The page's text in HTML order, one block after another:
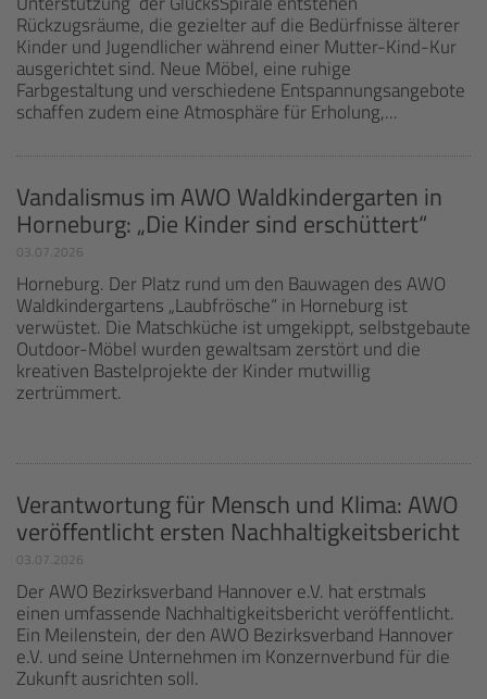
Rückzugsräume, die gezielter auf die Bedürfnisse älterer
Kinder und Jugendlicher während einer Mutter-Kind-Kur
ausgerichtet sind. Neue Möbel, eine ruhige
Farbgestaltung und verschiedene Entspannungsangebote
schaffen zudem eine Atmosphäre für Erholung,...
Vandalismus im AWO Waldkindergarten in
Horneburg: „Die Kinder sind erschüttert“
03.07.2026
Horneburg. Der Platz rund um den Bauwagen des AWO
Waldkindergartens „Laubfrösche“ in Horneburg ist
verwüstet. Die Matschküche ist umgekippt, selbstgebaute
Outdoor-Möbel wurden gewaltsam zerstört und die
kreativen Bastelprojekte der Kinder mutwillig
zertrümmert.
Verantwortung für Mensch und Klima: AWO
veröffentlicht ersten Nachhaltigkeitsbericht
03.07.2026
Der AWO Bezirksverband Hannover e.V. hat erstmals
einen umfassende Nachhaltigkeitsbericht veröffentlicht.
Ein Meilenstein, der den AWO Bezirksverband Hannover
e.V. und seine Unternehmen im Konzernverbund für die
Zukunft ausrichten soll.